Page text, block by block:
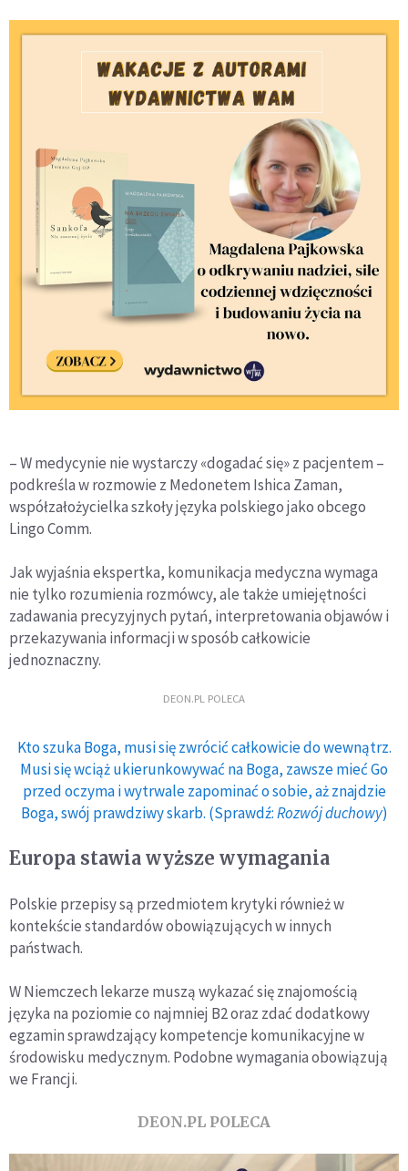
– W medycynie nie wystarczy «dogadać się» z pacjentem –
podkreśla w rozmowie z Medonetem Ishica Zaman,
współzałożycielka szkoły języka polskiego jako obcego
Lingo Comm.
Jak wyjaśnia ekspertka, komunikacja medyczna wymaga
nie tylko rozumienia rozmówcy, ale także umiejętności
zadawania precyzyjnych pytań, interpretowania objawów i
przekazywania informacji w sposób całkowicie
jednoznaczny.
DEON.PL POLECA
Kto szuka Boga, musi się zwrócić całkowicie do wewnątrz.
Musi się wciąż ukierunkowywać na Boga, zawsze mieć Go
przed oczyma i wytrwale zapominać o sobie, aż znajdzie
Boga, swój prawdziwy skarb. (Sprawdź:Rozwój duchowy)
Europa stawia wyższe wymagania
Polskie przepisy są przedmiotem krytyki również w
kontekście standardów obowiązujących w innych
państwach.
W Niemczech lekarze muszą wykazać się znajomością
języka na poziomie co najmniej B2 oraz zdać dodatkowy
egzamin sprawdzający kompetencje komunikacyjne w
środowisku medycznym. Podobne wymagania obowiązują
we Francji.
DEON.PL POLECA